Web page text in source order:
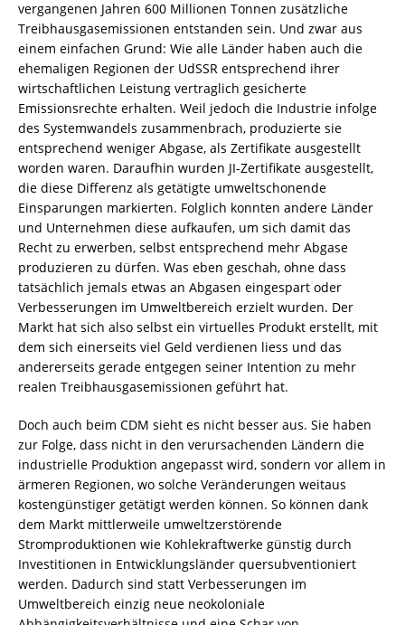
vergangenen Jahren 600 Millionen Tonnen zusätzliche
Treibhausgasemissionen entstanden sein. Und zwar aus
einem einfachen Grund: Wie alle Länder haben auch die
ehemaligen Regionen der UdSSR entsprechend ihrer
wirtschaftlichen Leistung vertraglich gesicherte
Emissionsrechte erhalten. Weil jedoch die Industrie infolge
des Systemwandels zusammenbrach, produzierte sie
entsprechend weniger Abgase, als Zertifikate ausgestellt
worden waren. Daraufhin wurden JI-Zertifikate ausgestellt,
die diese Differenz als getätigte umweltschonende
Einsparungen markierten. Folglich konnten andere Länder
und Unternehmen diese aufkaufen, um sich damit das
Recht zu erwerben, selbst entsprechend mehr Abgase
produzieren zu dürfen. Was eben geschah, ohne dass
tatsächlich jemals etwas an Abgasen eingespart oder
Verbesserungen im Umweltbereich erzielt wurden. Der
Markt hat sich also selbst ein virtuelles Produkt erstellt, mit
dem sich einerseits viel Geld verdienen liess und das
andererseits gerade entgegen seiner Intention zu mehr
realen Treibhausgasemissionen geführt hat.
Doch auch beim CDM sieht es nicht besser aus. Sie haben
zur Folge, dass nicht in den verursachenden Ländern die
industrielle Produktion angepasst wird, sondern vor allem in
ärmeren Regionen, wo solche Veränderungen weitaus
kostengünstiger getätigt werden können. So können dank
dem Markt mittlerweile umweltzerstörende
Stromproduktionen wie Kohlekraftwerke günstig durch
Investitionen in Entwicklungsländer quersubventioniert
werden. Dadurch sind statt Verbesserungen im
Umweltbereich einzig neue neokoloniale